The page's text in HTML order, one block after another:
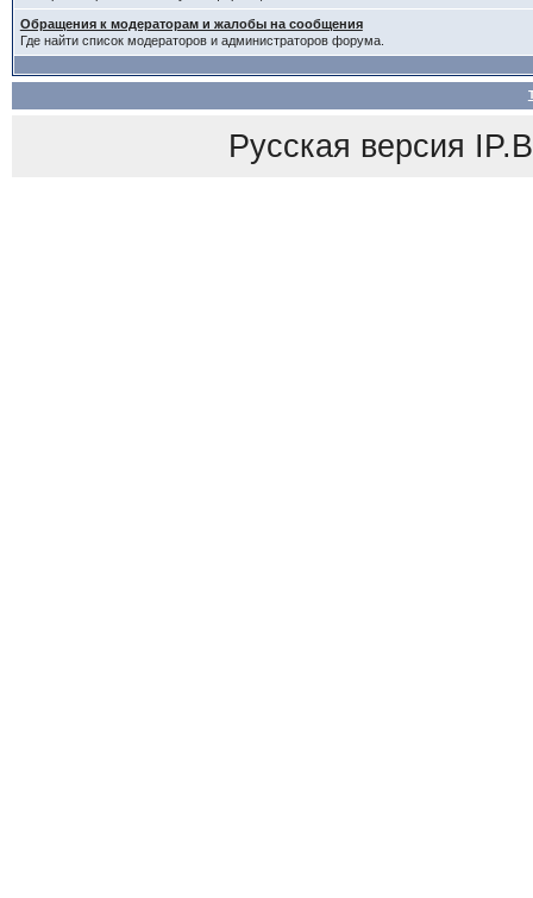
Обращения к модераторам и жалобы на сообщения
Где найти список модераторов и администраторов форума.
Русская версия